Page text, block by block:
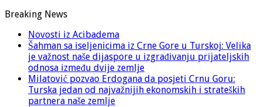
Breaking News
Novosti iz Acibadema
Šahman sa iseljenicima iz Crne Gore u Turskoj: Velika
je važnost naše dijaspore u izgrađivanju prijateljskih
odnosa između dvije zemlje
Milatović pozvao Erdogana da posjeti Crnu Goru:
Turska jedan od najvažnijih ekonomskih i strateških
partnera naše zemlje